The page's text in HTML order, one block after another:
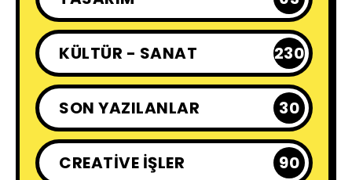
KÜLTÜR - SANAT 230
SON YAZILANLAR 30
CREATIVE İŞLER 90